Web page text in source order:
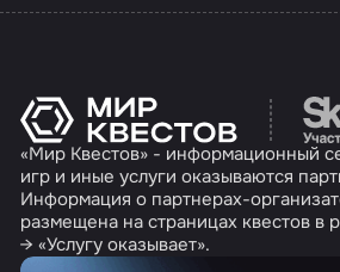
«Мир Квестов» - информационный
игр и иные услуги оказываются
Информация о партнерах-
размещена на страницах квестов в
→ «Услугу оказывает».